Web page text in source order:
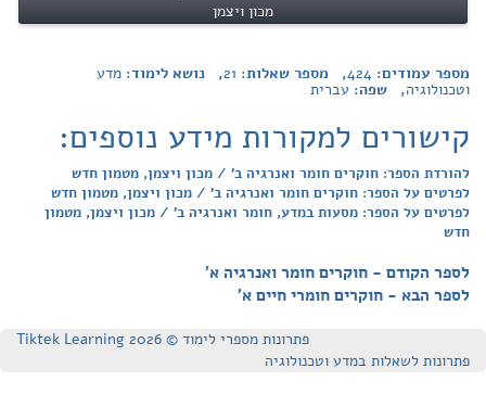
מכון ויצמן
מספר עמודים: 424, מספר שאלות: 21, נושא לימוד: מדע
וטכנולוגיה, שפה: עברית
קישורים למקורות מידע נוספים:
להורדת הספר: חוקרים חומר ואנרגיה ב' / מכון ויצמן, מטמון חדש
לפרטים על הספר: חוקרים חומר ואנרגיה ב' / מכון ויצמן, מטמון חדש
לפרטים על הספר: מסעות במדע, חומר ואנרגיה ב' / מכון ויצמן, מטמון
חדש
לספר הקודם - חוקרים חומר ואנרגיה א'
לספר הבא - חוקרים חומרי חיים א'
פתרונות מספרי לימוד © Tiktek Learning 2026
פתרונות לשאלות במדע וטכנולוגיה